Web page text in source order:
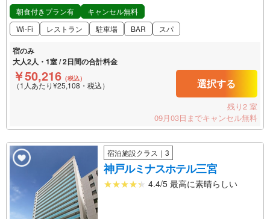
朝食付きプラン有
キャンセル無料
Wi-Fi
レストラン 駐車場 BAR スパ
宿のみ
大人2人・1室 / 2日間の合計料金
￥50,216 （税込）
（1人あたり¥25,108・税込） 選択する
残り2 室
09月03日までキャンセル無料
宿泊施設クラス｜3
神戸ルミナスホテル三宮
4.4/5 最高に素晴らしい